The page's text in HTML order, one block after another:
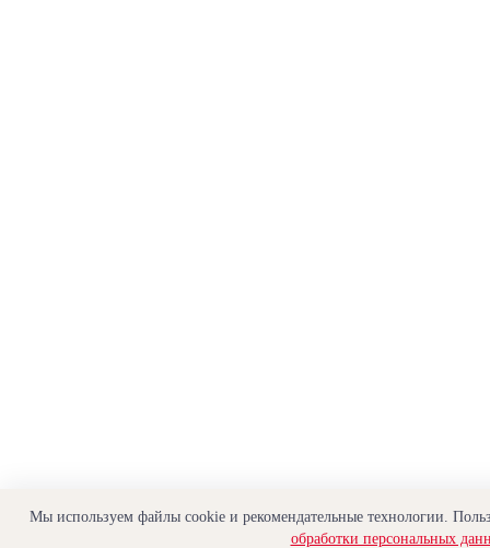
Мы используем файлы cookie и рекомендательные технологии.
обработки персональных